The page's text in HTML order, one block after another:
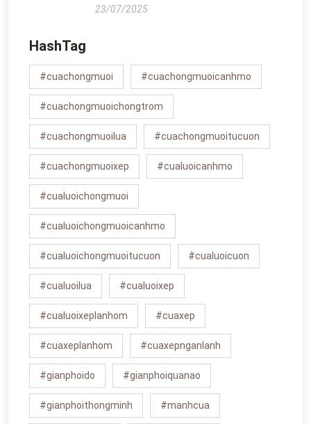
23/07/2025
HashTag
#cuachongmuoi #cuachongmuoicanhmo
#cuachongmuoichongtrom
#cuachongmuoilua #cuachongmuoitucuon
#cuachongmuoixep #cualuoicanhmo
#cualuoichongmuoi
#cualuoichongmuoicanhmo
#cualuoichongmuoitucuon #cualuoicuon
#cualuoilua #cualuoixep
#cualuoixeplanhom #cuaxep
#cuaxeplanhom #cuaxepnganlanh
#gianphoido #gianphoiquanao
#gianphoithongminh #manhcua